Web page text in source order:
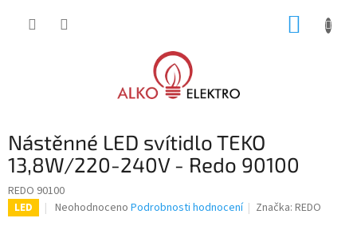
Nástěnné LED svítidlo TEKO
13,8W/220-240V - Redo 90100
REDO 90100
LED
Průměrné
Neohodnoceno Podrobnosti hodnocení Značka:REDO